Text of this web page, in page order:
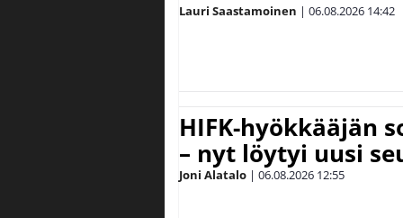
Lauri Saastamoinen | 06.08.2026 14:42
HIFK-hyökkääjän
– nyt löytyi uusi
Joni Alatalo | 06.08.2026 12:55